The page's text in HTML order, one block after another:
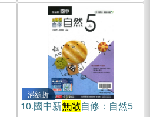
滿額折
10.國中新無敵自修：自然5